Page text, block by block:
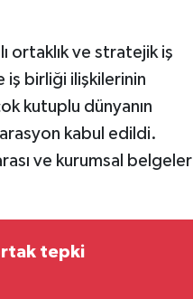
ortaklık ve stratejik iş
iş birliği ilişkilerinin
kutuplu dünyanın
kabul edildi.
ve kurumsal belgeler
tepki